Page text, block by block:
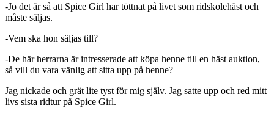
-Jo det är så att Spice Girl har töttnat på livet som ridskolehäst och
måste säljas.
-Vem ska hon säljas till?
-De här herrarna är intresserade att köpa henne till en häst auktion,
så vill du vara vänlig att sitta upp på henne?
Jag nickade och grät lite tyst för mig själv. Jag satte upp och red mitt
livs sista ridtur på Spice Girl.